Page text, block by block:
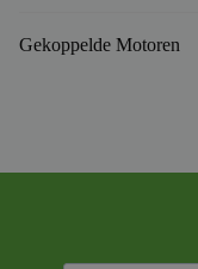
Gekoppelde Motoren